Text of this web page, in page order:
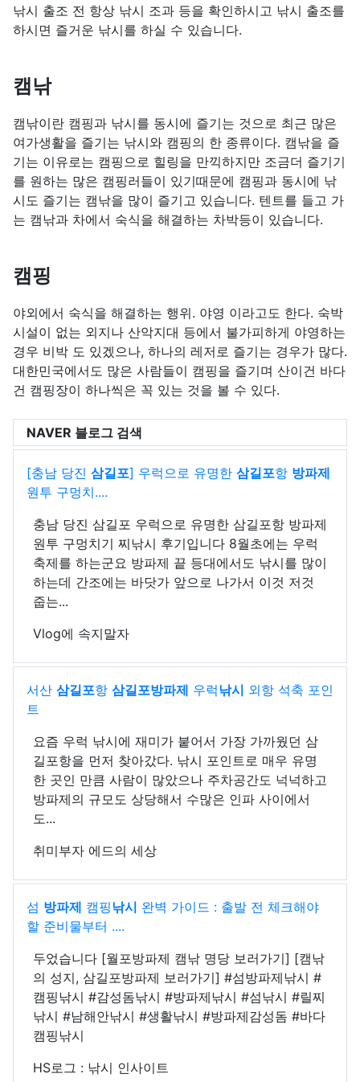
낚시 출조 전 항상 낚시 조과 등을 확인하시고 낚시 출조를
하시면 즐거운 낚시를 하실 수 있습니다.
캠낚
캠낚이란 캠핑과 낚시를 동시에 즐기는 것으로 최근 많은
여가생활을 즐기는 낚시와 캠핑의 한 종류이다. 캠낚을 즐
기는 이유로는 캠핑으로 힐링을 만끽하지만 조금더 즐기기
를 원하는 많은 캠핑러들이 있기때문에 캠핑과 동시에 낚
시도 즐기는 캠낚을 많이 즐기고 있습니다. 텐트를 들고 가
는 캠낚과 차에서 숙식을 해결하는 차박등이 있습니다.
캠핑
야외에서 숙식을 해결하는 행위. 야영 이라고도 한다. 숙박
시설이 없는 외지나 산악지대 등에서 불가피하게 야영하는
경우 비박 도 있겠으나, 하나의 레저로 즐기는 경우가 많다.
대한민국에서도 많은 사람들이 캠핑을 즐기며 산이건 바다
건 캠핑장이 하나씩은 꼭 있는 것을 볼 수 있다.
NAVER 블로그 검색
[충남 당진 삼길포] 우럭으로 유명한 삼길포항 방파제
원투 구멍치....
충남 당진 삼길포 우럭으로 유명한 삼길포항 방파제
원투 구멍치기 찌낚시 후기입니다 8월초에는 우럭
축제를 하는군요 방파제 끝 등대에서도 낚시를 많이
하는데 간조에는 바닷가 앞으로 나가서 이것 저것
줍는...
Vlog에 속지말자
서산 삼길포항 삼길포방파제 우럭낚시 외항 석축 포인
트
요즘 우럭 낚시에 재미가 붙어서 가장 가까웠던 삼
길포항을 먼저 찾아갔다. 낚시 포인트로 매우 유명
한 곳인 만큼 사람이 많았으나 주차공간도 넉넉하고
방파제의 규모도 상당해서 수많은 인파 사이에서
도...
취미부자 에드의 세상
섬 방파제 캠핑낚시 완벽 가이드 : 출발 전 체크해야
할 준비물부터 ....
두었습니다 [월포방파제 캠낚 명당 보러가기] [캠낚
의 성지, 삼길포방파제 보러가기] #섬방파제낚시 #
캠핑낚시 #감성돔낚시 #방파제낚시 #섬낚시 #릴찌
낚시 #남해안낚시 #생활낚시 #방파제감성돔 #바다
캠핑낚시
HS로그 : 낚시 인사이트